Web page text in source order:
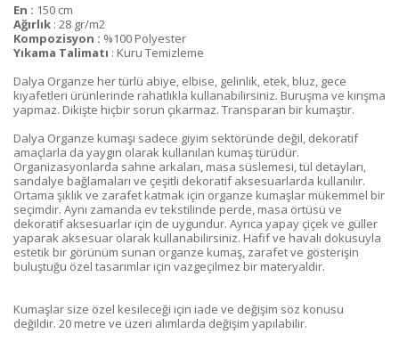
En : 150 cm
Ağırlık : 28 gr/m2
Kompozisyon : %100 Polyester
Yıkama Talimatı : Kuru Temizleme
Dalya Organze her türlü abiye, elbise, gelinlik, etek, bluz, gece
kıyafetleri ürünlerinde rahatlıkla kullanabilirsiniz. Buruşma ve kırışma
yapmaz. Dikişte hiçbir sorun çıkarmaz. Transparan bir kumaştır.
Dalya Organze kumaşı sadece giyim sektöründe değil, dekoratif
amaçlarla da yaygın olarak kullanılan kumaş türüdür.
Organizasyonlarda sahne arkaları, masa süslemesi, tül detayları,
sandalye bağlamaları ve çeşitli dekoratif aksesuarlarda kullanılır.
Ortama şıklık ve zarafet katmak için organze kumaşlar mükemmel bir
seçimdir. Aynı zamanda ev tekstilinde perde, masa örtüsü ve
dekoratif aksesuarlar için de uygundur. Ayrıca yapay çiçek ve güller
yaparak aksesuar olarak kullanabilirsiniz. Hafif ve havalı dokusuyla
estetik bir görünüm sunan organze kumaş, zarafet ve gösterişin
buluştuğu özel tasarımlar için vazgeçilmez bir materyaldir.
Kumaşlar size özel kesileceği için iade ve değişim söz konusu
değildir. 20 metre ve üzeri alımlarda değişim yapılabilir.